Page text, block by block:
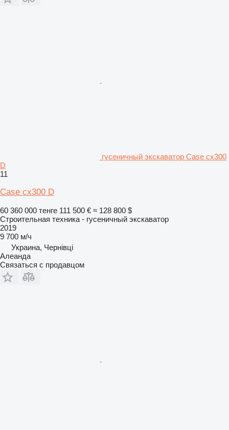
гусеничный экскаватор Case cx300
D
11
Case cx300 D
60 360 000 тенге 111 500 € ≈ 128 800 $
Строительная техника - гусеничный экскаватор
2019
9 700 м/ч
Украина, Чернівці
Алеанда
Связаться с продавцом